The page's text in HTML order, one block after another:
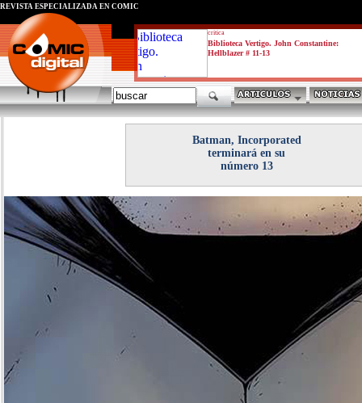
critica
Biblioteca Vertigo. John Constantine:
Hellblazer # 11-13
REVISTA ESPECIALIZADA EN CÓMIC
Batman, Incorporated
terminará en su
número 13